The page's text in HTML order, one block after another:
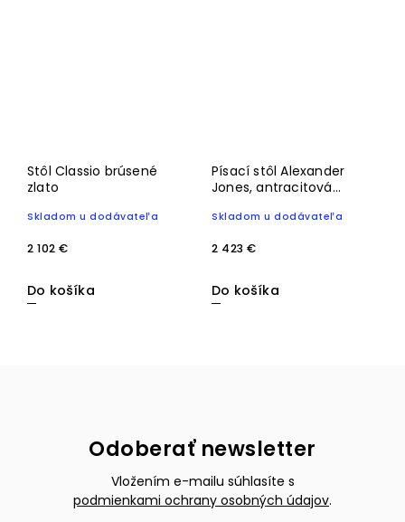
Stôl Classio brúsené
zlato
Skladom u dodávateľa
2 102 €
Do košíka
Písací stôl Alexander
Jones, antracitová
Skladom u dodávateľa
2 423 €
Do košíka
Odoberať newsletter
Vložením e-mailu súhlasíte s
podmienkami ochrany osobných údajov.